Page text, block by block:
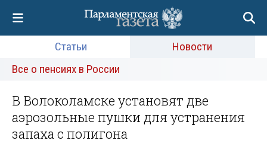
Статьи
Новости
Все о пенсиях в России
В Волоколамске установят две
аэрозольные пушки для устранения
запаха с полигона